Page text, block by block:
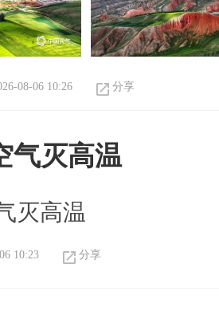
08-06 10:26 分享
气灭高温
灭高温
10:23 分享